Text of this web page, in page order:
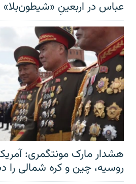
عباس در اربعینِ «شیطون‌بلا»
هشدار مارک مونتگمری:
روسیه، چین و کره شمالی